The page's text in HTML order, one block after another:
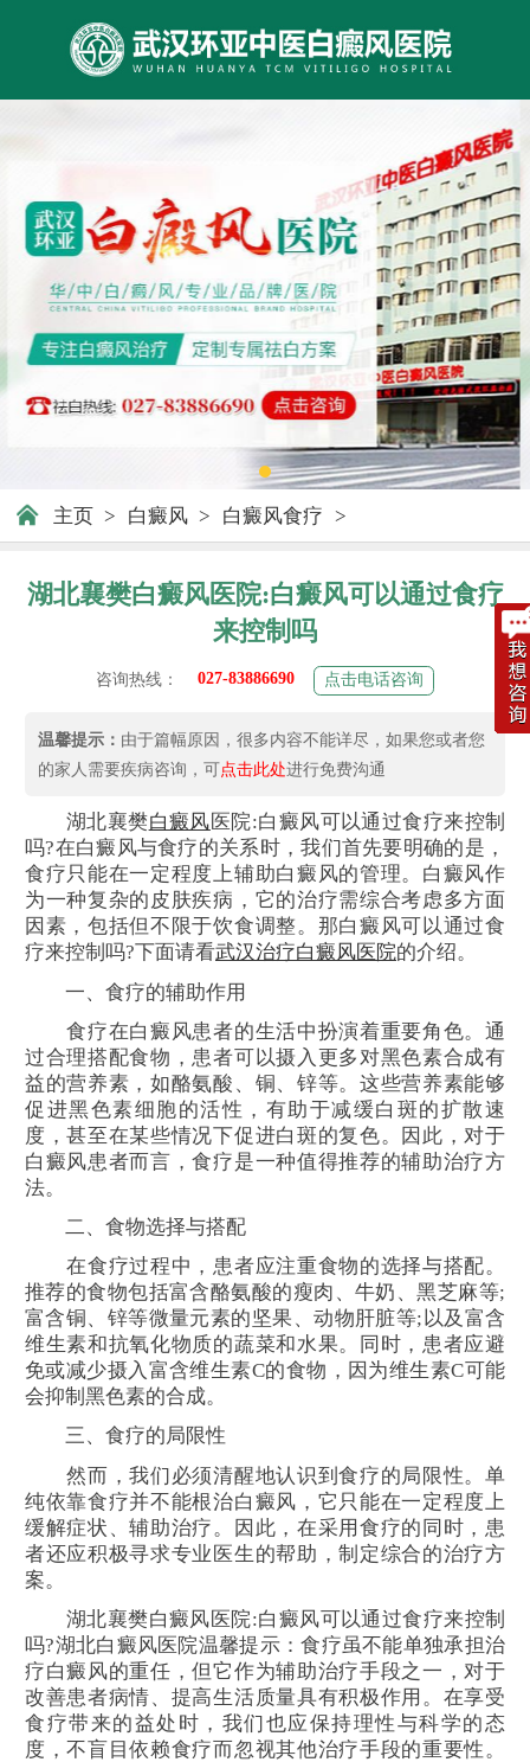
主页 > 白癜风 > 白癜风食疗 >
湖北襄樊白癜风医院:白癜风可以通过食疗
来控制吗
咨询热线： 027-83886690 点击电话咨询
温馨提示： 由于篇幅原因，很多内容不能详尽，如果您或者您
的家人需要疾病咨询，可点击此处进行免费沟通
湖北襄樊白癜风 医院:白癜风可以通过食疗来控制
吗?在白癜风与食疗的关系时，我们首先要明确的是，
食疗只能在一定程度上辅助白癜风的管理。白癜风作
为一种复杂的皮肤疾病，它的治疗需综合考虑多方面
因素，包括但不限于饮食调整。那白癜风可以通过食
疗来控制吗?下面请看武汉治疗白癜风医院的介绍。
一、食疗的辅助作用
食疗在白癜风患者的生活中扮演着重要角色。通
过合理搭配食物，患者可以摄入更多对黑色素合成有
益的营养素，如酪氨酸、铜、锌等。这些营养素能够
促进黑色素细胞的活性，有助于减缓白斑的扩散速
度，甚至在某些情况下促进白斑的复色。因此，对于
白癜风患者而言，食疗是一种值得推荐的辅助治疗方
法。
二、食物选择与搭配
在食疗过程中，患者应注重食物的选择与搭配。
推荐的食物包括富含酪氨酸的瘦肉、牛奶、黑芝麻等;
富含铜、锌等微量元素的坚果、动物肝脏等;以及富含
维生素和抗氧化物质的蔬菜和水果。同时，患者应避
免或减少摄入富含维生素C的食物，因为维生素C可能
会抑制黑色素的合成。
三、食疗的局限性
然而，我们必须清醒地认识到食疗的局限性。单
纯依靠食疗并不能根治白癜风，它只能在一定程度上
缓解症状、辅助治疗。因此，在采用食疗的同时，患
者还应积极寻求专业医生的帮助，制定综合的治疗方
案。
湖北襄樊白癜风医院:白癜风可以通过食疗来控制
吗?湖北白癜风医院温馨提示：食疗虽不能单独承担治
疗白癜风的重任，但它作为辅助治疗手段之一，对于
改善患者病情、提高生活质量具有积极作用。在享受
食疗带来的益处时，我们也应保持理性与科学的态
度，不盲目依赖食疗而忽视其他治疗手段的重要性。